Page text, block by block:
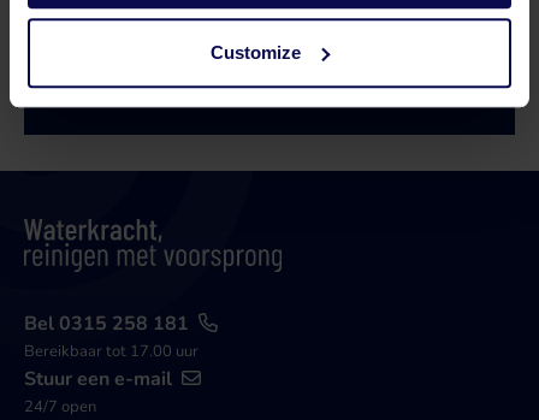
Customize
Bel 0315 258 181
Bel 0315 258 181
Bereikbaar tot 17.00 uur
Stuur een e-mail
24/7 open